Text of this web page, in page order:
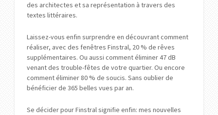
des architectes et sa représentation à travers des
textes littéraires.
Laissez-vous enfin surprendre en découvrant comment
réaliser, avec des fenêtres Finstral, 20 % de rêves
supplémentaires. Ou aussi comment éliminer 47dB
venant des trouble-fêtes de votre quartier. Ou encore
comment éliminer 80 % de soucis. Sans oublier de
bénéficier de 365 belles vues par an.
Se décider pour Finstral signifie enfin: mes nouvelles